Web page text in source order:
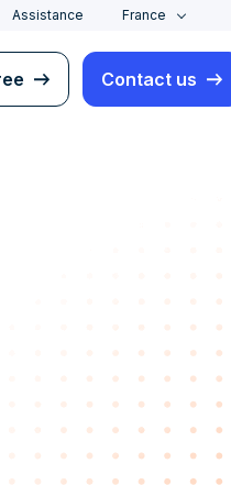
Assistance France
Contact us